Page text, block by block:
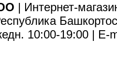
| Интернет-
10:00-19:00 | E-